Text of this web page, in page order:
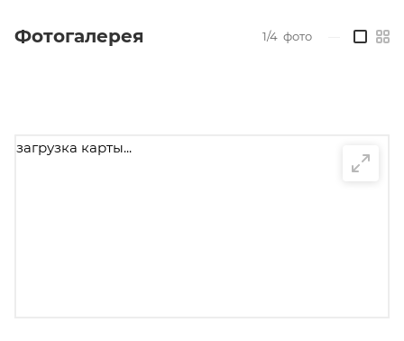
Фотогалерея 1/4 фото
загрузка карты...